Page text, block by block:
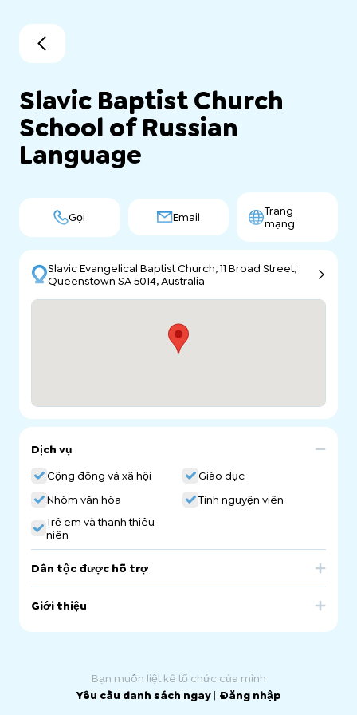
Slavic Baptist Church
School of Russian
Language
Gọi Email
Trang
mạng
Slavic Evangelical Baptist Church, 11 Broad Street,
Queenstown SA 5014, Australia
Dịch vụ
Cộng đồng và xã hội
Giáo dục
Nhóm văn hóa
Tình nguyện viên
Trẻ em và thanh thiếu
niên
Dân tộc được hỗ trợ
Giới thiệu
Bạn muốn liệt kê tổ chức của mình
Yêu cầu danh sách ngay | Đăng nhập